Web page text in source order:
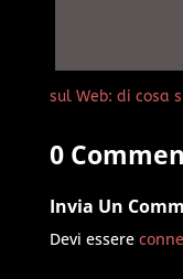
sul Web: di cosa
0
Invia Un
Devi essere